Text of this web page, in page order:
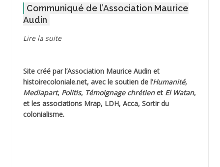
AGOULMINE
AHLOUCHE Mabrouk *
AIBLIED Ahmed
Communiqué de l’Association Maurice
Audin
Lire la suite
Site créé par l’Association Maurice Audinet
histoirecoloniale.net, avec le soutien de l’Humanité,
Mediapart, Politis, Témoignage chrétienet El Watan,
et les associations Mrap, LDH, Acca, Sortir du
colonialisme.